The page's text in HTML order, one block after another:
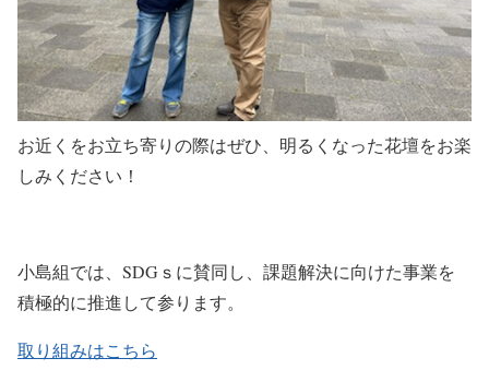
お近くをお立ち寄りの際はぜひ、明るくなった花壇をお楽
しみください！
小島組では、SDGｓに賛同し、課題解決に向けた事業を
積極的に推進して参ります。
取り組みはこちら